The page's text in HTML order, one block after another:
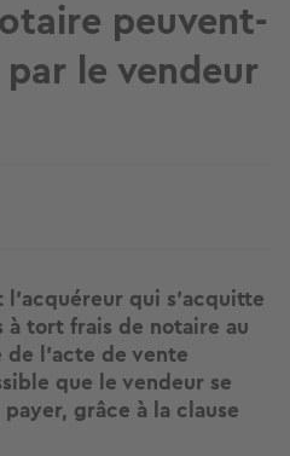
peuvent-
le vendeur
qui s’acquitte
tort frais de notaire au
l’acte de vente
que le vendeur se
grâce à la clause